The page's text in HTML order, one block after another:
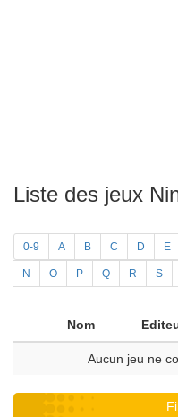
Liste des jeux
0-9 A B C D E
N O P Q R S
Nom
Aucun jeu ne